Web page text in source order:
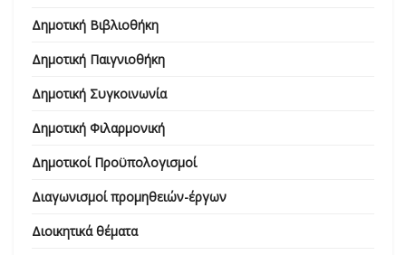
Δημοτική Βιβλιοθήκη
Δημοτική Παιγνιοθήκη
Δημοτική Συγκοινωνία
Δημοτική Φιλαρμονική
Δημοτικοί Προϋπολογισμοί
Διαγωνισμοί προμηθειών-έργων
Διοικητικά θέματα